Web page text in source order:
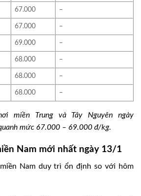
67.000 –
67.000 –
69.000 –
68.000 –
68.000 –
68.000 –
miền Trung và Tây Nguyên ngày
mức 67.000 – 69.000 đ/kg.
Nam mới nhất ngày 13/1
Nam duy trì ổn định so với hôm